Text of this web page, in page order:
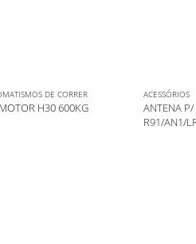
DE CORRER
H30 600KG
ACESSÓRIOS
ANTENA
R91/AN1/